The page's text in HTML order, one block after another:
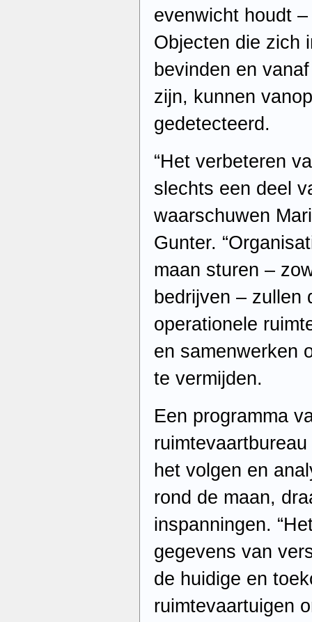
evenwicht houdt
Objecten die zich
bevinden en
zijn, kunnen
gedetecteerd.
“Het verbeteren
slechts een deel
waarschuwen
Gunter.
maan sturen –
bedrijven – zullen
operationele
en samenwerken
te vermijden.
Een programma
het volgen en
rond de maan,
inspanningen.
gegevens van
de huidige en
ruimtevaartuigen